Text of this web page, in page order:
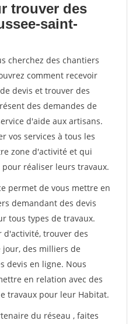
trouver des
saint-
cherchez des chantiers
comment recevoir
devis et trouver des
des demandes de
d'aide aux artisans.
vos services à tous les
zone d'activité et qui
réaliser leurs travaux.
permet de vous mettre en
demandant des devis
tous types de travaux.
d'activité, trouver des
jour, des milliers de
devis en ligne. Nous
en relation avec des
travaux pour leur Habitat.
du réseau , faites